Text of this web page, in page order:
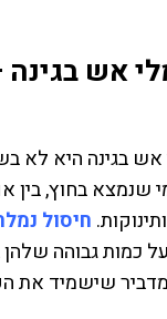
אש
בגינה היא לא
שנמצא בחוץ, בין
חיסול
כמות גבוהה שלהן
מדביר שישמיד את